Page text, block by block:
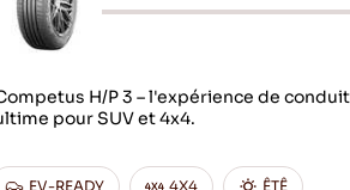
H/P 3 – l'expérience de
pour SUV et 4x4.
EV-READY 4X4 ÊTÊ